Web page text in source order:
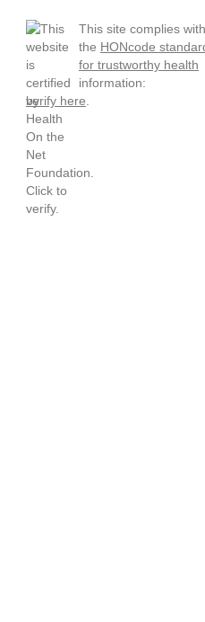
This site complies with
the HONcode
for trustworthy health
information:
verify here.